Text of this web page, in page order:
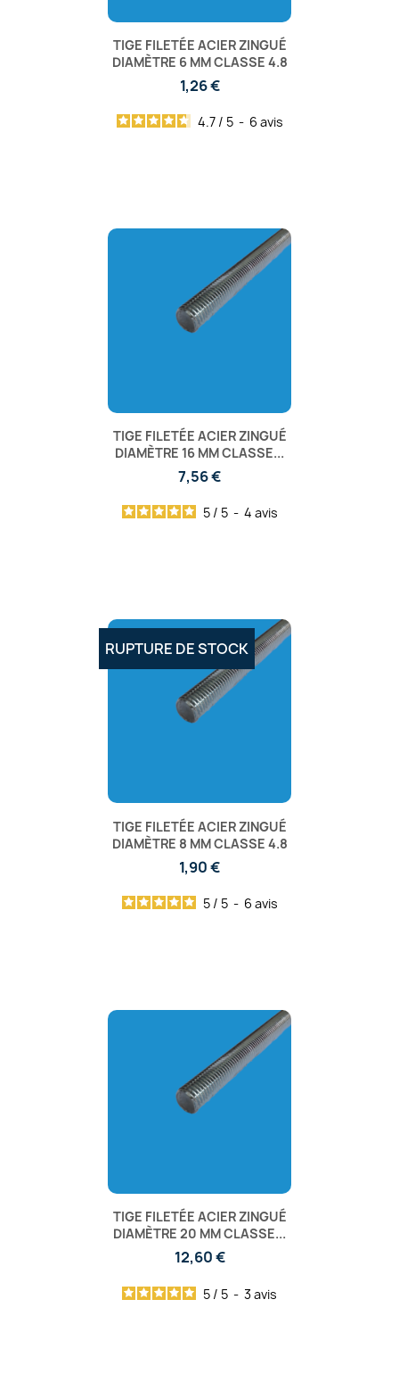
TIGE FILETÉE ACIER ZINGUÉ
DIAMÈTRE 6 MM CLASSE 4.8
1,26 €
4.7 / 5 - 6 avis
TIGE FILETÉE ACIER ZINGUÉ
DIAMÈTRE 16 MM CLASSE...
7,56 €
5 / 5 - 4 avis
TIGE FILETÉE ACIER ZINGUÉ
DIAMÈTRE 8 MM CLASSE 4.8
1,90 €
5 / 5 - 6 avis
RUPTURE DE STOCK
TIGE FILETÉE ACIER ZINGUÉ
DIAMÈTRE 20 MM CLASSE...
12,60 €
5 / 5 - 3avis